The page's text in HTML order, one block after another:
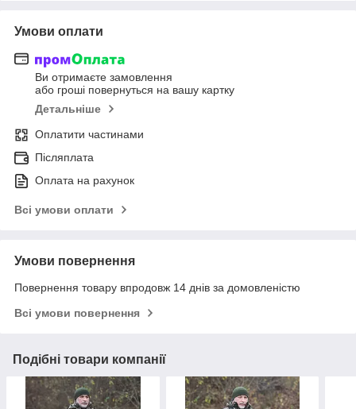
Умови оплати
Ви отримаєте замовлення
або гроші повернуться на вашу картку
Детальніше
Оплатити частинами
Післяплата
Оплата на рахунок
Всі умови оплати
Умови повернення
Повернення товару впродовж 14 днів за домовленістю
Всі умови повернення
Подібні товари компанії